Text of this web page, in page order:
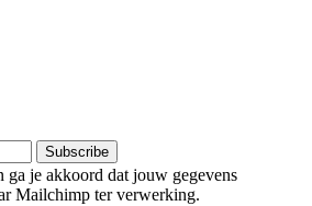
Subscribe
ga je akkoord dat jouw gegevens
Mailchimp ter verwerking.